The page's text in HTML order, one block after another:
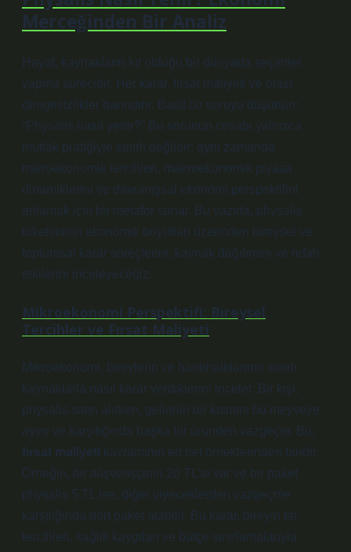
Merceğinden Bir Analiz
Hayat, kaynakların kıt olduğu bir dünyada seçimler
yapma sürecidir. Her karar, fırsat maliyeti ve olası
dengesizlikler barındırır. Basit bir soruyu düşünün:
“Physalis nasıl yenir?” Bu sorunun cevabı yalnızca
mutfak pratiğiyle sınırlı değildir; aynı zamanda
mikroekonomik tercihleri, makroekonomik piyasa
dinamiklerini ve davranışsal ekonomi perspektifini
anlamak için bir metafor sunar. Bu yazıda, physalis
tüketiminin ekonomik boyutları üzerinden bireysel ve
toplumsal karar süreçlerini, kaynak dağılımını ve refah
etkilerini inceleyeceğiz.
Mikroekonomi Perspektifi: Bireysel
Tercihler ve Fırsat Maliyeti
Mikroekonomi, bireylerin ve hanehalklarının sınırlı
kaynaklarla nasıl karar verdiklerini inceler. Bir kişi,
physalis satın alırken, gelirinin bir kısmını bu meyveye
ayırır ve karşılığında başka bir üründen vazgeçer. Bu,
fırsat maliyeti kavramının en net örneklerinden biridir.
Örneğin, bir alışverişçinin 20 TL’si var ve bir paket
physalis 5 TL ise, diğer yiyeceklerden vazgeçme
karşılığında dört paket alabilir. Bu karar, bireyin tat
tercihleri, sağlık kaygıları ve bütçe sınırlamalarıyla